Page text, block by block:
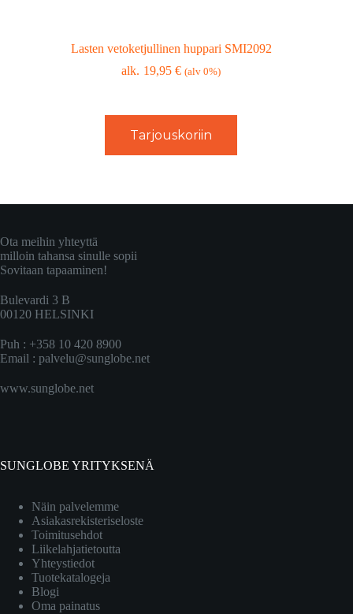
Lasten vetoketjullinen huppari SMI2092
19,95€ (alv 0%)
Tarjouskoriin
Ota meihin yhteyttä
milloin tahansa sinulle sopii
Sovitaan tapaaminen!
Bulevardi 3 B
00120 HELSINKI
Puh : +358 10 420 8900
Email : palvelu@sunglobe.net
www.sunglobe.net
SUNGLOBE YRITYKSENÄ
Näin palvelemme
Asiakasrekisteriseloste
Toimitusehdot
Liikelahjatietoutta
Yhteystiedot
Tuotekatalogeja
Blogi
Oma painatus